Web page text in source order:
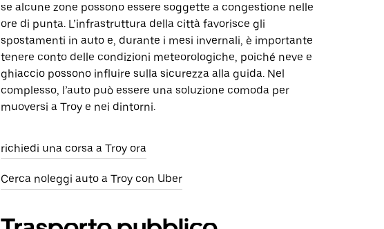
se alcune zone possono essere soggette a congestione nelle
ore di punta. L’infrastruttura della città favorisce gli
spostamenti in auto e, durante i mesi invernali, è importante
tenere conto delle condizioni meteorologiche, poiché neve e
ghiaccio possono influire sulla sicurezza alla guida. Nel
complesso, l’auto può essere una soluzione comoda per
muoversi a Troy e nei dintorni.
richiedi una corsa a Troy ora
Cerca noleggi auto a Troy con Uber